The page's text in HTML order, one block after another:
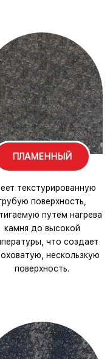
ПЛАМЕННЫЙ
текстурированную
поверхность,
путем нагрева
камня до высокой
что создает
нескользкую
поверхность.